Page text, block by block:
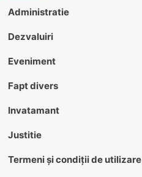
Administratie
Dezvaluiri
Eveniment
Fapt divers
Invatamant
Justitie
Termeni și condiții de utilizare